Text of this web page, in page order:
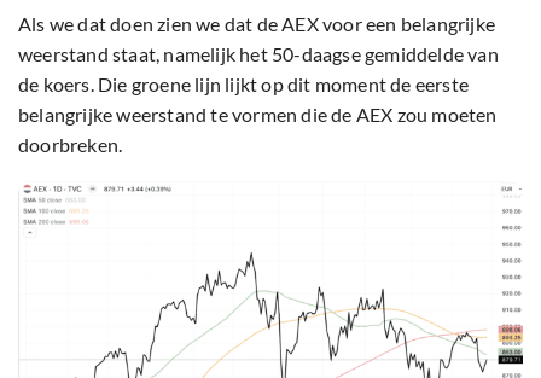
Als we dat doen zien we dat de AEX voor een belangrijke
weerstand staat, namelijk het 50-daagse gemiddelde van
de koers. Die groene lijn lijkt op dit moment de eerste
belangrijke weerstand te vormen die de AEX zou moeten
doorbreken.